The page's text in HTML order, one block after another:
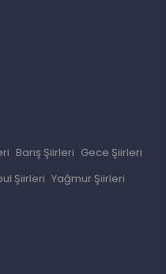
Barış Şiirleri Gece Şiirleri
Şiirleri Yağmur Şiirleri